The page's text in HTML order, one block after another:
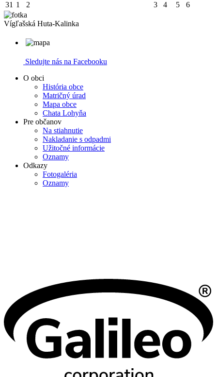
31 1 2 3 4 5 6
Vígľašská Huta-Kalinka
Sledujte nás na Facebooku
O obci
História obce
Matričný úrad
Mapa obce
Chata Lohyňa
Pre občanov
Na stiahnutie
Nakladanie s odpadmi
Užitočné informácie
Oznamy
Odkazy
Fotogaléria
Oznamy